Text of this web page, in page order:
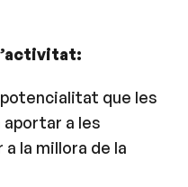
que les
a les
a la millora de la